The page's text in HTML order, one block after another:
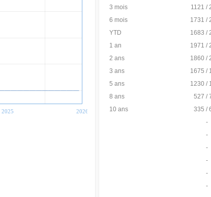
2025 2026
3 mois
1121 /
6 mois
1731 /
YTD
1683 /
1 an
1971 /
2 ans
1860 /
3 ans
1675 /
5 ans
1230 /
8 ans
527 /
10 ans
335 /
-
-
-
-
-
-